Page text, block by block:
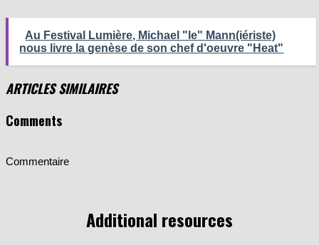
Au Festival Lumière, Michael "le" Mann(iériste)
nous livre la genèse de son chef d'oeuvre "Heat"
ARTICLES SIMILAIRES
Comments
Commentaire
Additional resources